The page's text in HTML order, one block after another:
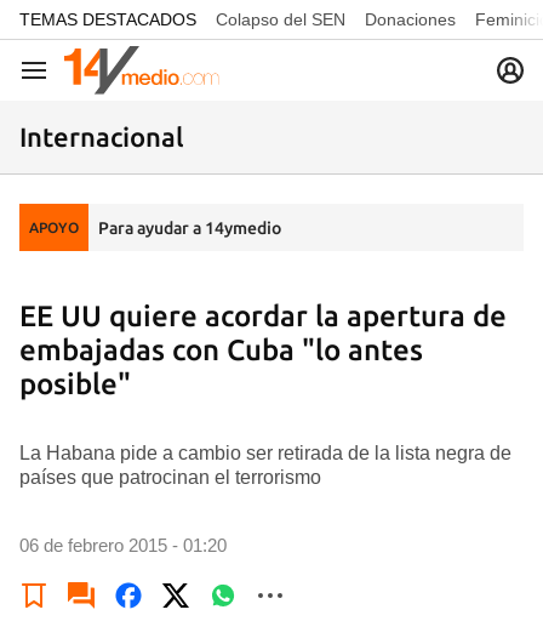
common.go-to-content
TEMAS DESTACADOS Colapso del SEN Donaciones
Navegación
Internacional
APOYO Para ayudar a 14ymedio
EE UU quiere acordar la apertura de
embajadas con Cuba "lo antes
posible"
La Habana pide a cambio ser retirada de la lista negra de
países que patrocinan el terrorismo
06 de febrero 2015 - 01:20